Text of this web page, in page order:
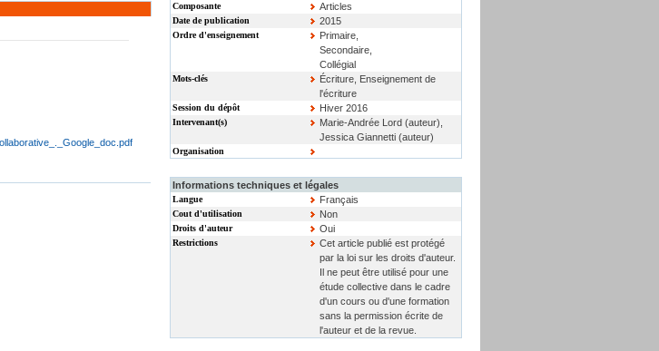
Composante Articles
Date de publication 2015
Ordre d'enseignement
Primaire,
Secondaire,
Collégial
Mots-clés
Écriture, Enseignement de
l'écriture
Session du dépôt Hiver 2016
Intervenant(s)
Marie-Andrée Lord (auteur),
Jessica Giannetti (auteur)
Organisation
Informations techniques et légales
Langue Français
Cout d'utilisation Non
Droits d'auteur Oui
Restrictions
Cet article publié est protégé
par la loi sur les droits d'auteur.
Il ne peut être utilisé pour une
étude collective dans le cadre
d'un cours ou d'une formation
sans la permission écrite de
l'auteur et de la revue.